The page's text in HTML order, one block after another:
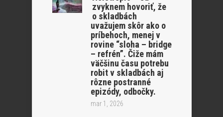
zvyknem hovoriť, že
o skladbách
uvažujem skôr ako o
príbehoch, menej v
rovine “sloha – bridge
– refrén”. Čiže mám
väčšinu času potrebu
robit v skladbách aj
rôzne postranné
epizódy, odbočky.
mar 1, 2026